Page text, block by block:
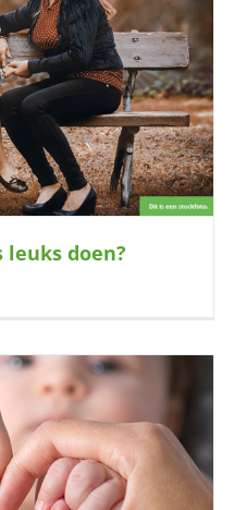
doen?